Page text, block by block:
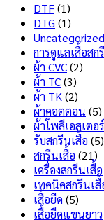
DTF(1)
DTG (1)
Uncategorized
การดูแลเสื้อสก
ผ้า CVC(2)
ผ้า TC(3)
ผ้า TK (2)
ผ้าคอตตอน (5)
ผ้าโพลีเอสเตอร์
รับสกรีนเสื้อ (5)
สกรีนเสื้อ (21)
เครื่องสกรีนเสื้อ
เทคนิคสกรีนเสื้
เสื้อยืด (5)
เสื้อยืดแขนยาว